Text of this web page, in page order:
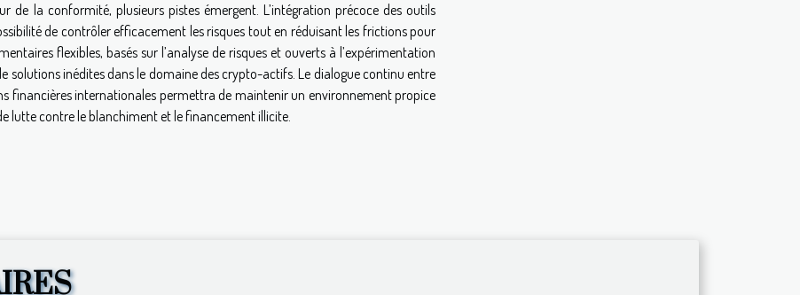
de la conformité, plusieurs pistes émergent. L’intégration précoce des outils
de contrôler efficacement les risques tout en réduisant les frictions pour
flexibles, basés sur l’analyse de risques et ouverts à l’expérimentation
solutions inédites dans le domaine des crypto-actifs. Le dialogue continu entre
financières internationales permettra de maintenir un environnement propice
lutte contre le blanchiment et le financement illicite.